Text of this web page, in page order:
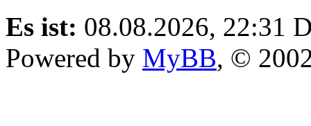
Es ist: 08.08.2026, 22:31
Powered by MyBB, ©